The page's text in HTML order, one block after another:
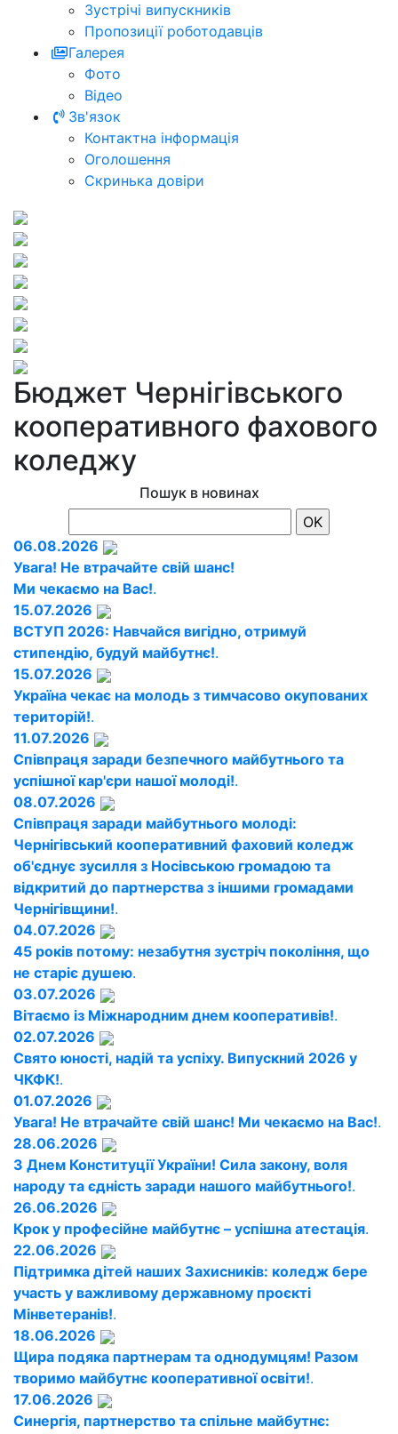
Зустрічі випускників
Пропозиції роботодавців
Галерея
Фото
Відео
Зв'язок
Контактна інформація
Оголошення
Скринька довіри
Бюджет Чернігівського
кооперативного фахового
коледжу
Пошук в новинах
06.08.2026
Увага! Не втрачайте свій шанс!
Ми чекаємо на Вас!.
15.07.2026
ВСТУП 2026: Навчайся вигідно, отримуй
стипендію, будуй майбутнє!.
15.07.2026
Україна чекає на молодь з тимчасово окупованих
територій!.
11.07.2026
Співпраця заради безпечного майбутнього та
успішної кар'єри нашої молоді!.
08.07.2026
Співпраця заради майбутнього молоді:
Чернігівський кооперативний фаховий коледж
об'єднує зусилля з Носівською громадою та
відкритий до партнерства з іншими громадами
Чернігівщини!.
04.07.2026
45 років потому: незабутня зустріч покоління, що
не старіє душею.
03.07.2026
Вітаємо із Міжнародним днем кооперативів!.
02.07.2026
Свято юності, надій та успіху. Випускний 2026 у
ЧКФК!.
01.07.2026
Увага! Не втрачайте свій шанс! Ми чекаємо на Вас!.
28.06.2026
З Днем Конституції України! Сила закону, воля
народу та єдність заради нашого майбутнього!.
26.06.2026
Крок у професійне майбутнє – успішна атестація.
22.06.2026
Підтримка дітей наших Захисників: коледж бере
участь у важливому державному проєкті
Мінветеранів!.
18.06.2026
Щира подяка партнерам та однодумцям! Разом
творимо майбутнє кооперативної освіти!.
17.06.2026
Синергія, партнерство та спільне майбутнє: